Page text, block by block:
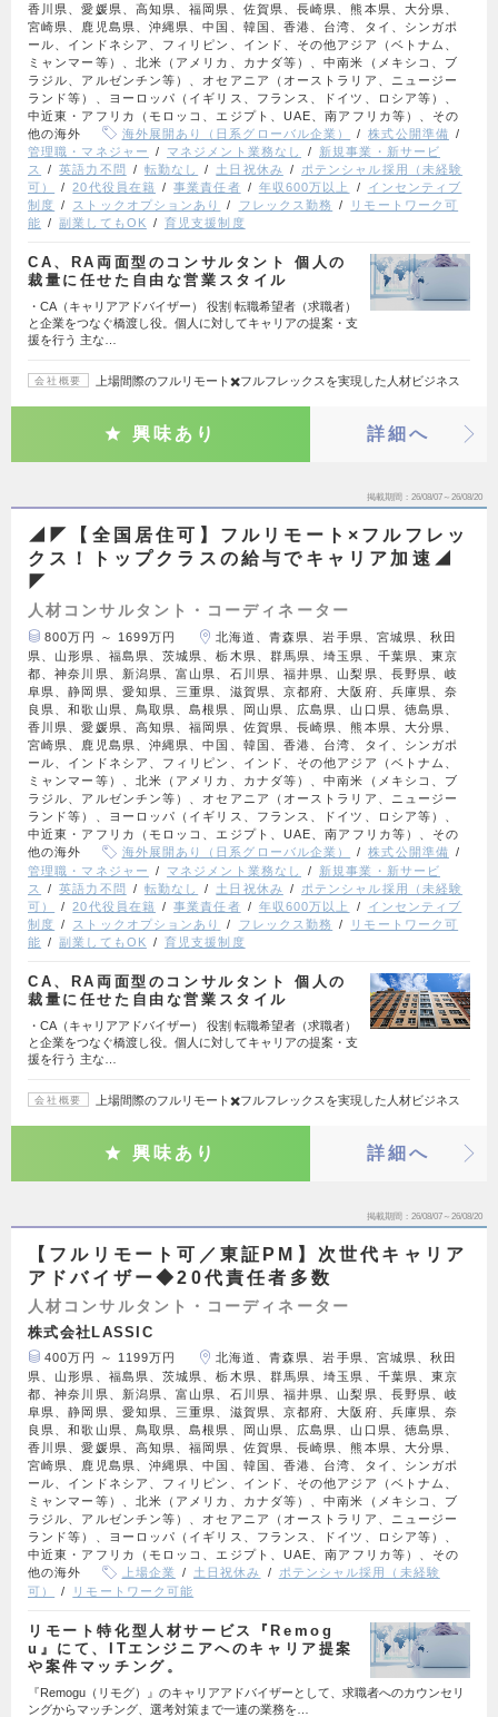
香川県、愛媛県、高知県、福岡県、佐賀県、長崎県、熊本県、大分県、
宮崎県、鹿児島県、沖縄県、中国、韓国、香港、台湾、タイ、シンガポ
ール、インドネシア、フィリピン、インド、その他アジア（ベトナム、
ミャンマー等）、北米（アメリカ、カナダ等）、中南米（メキシコ、ブ
ラジル、アルゼンチン等）、オセアニア（オーストラリア、ニュージー
ランド等）、ヨーロッパ（イギリス、フランス、ドイツ、ロシア等）、
中近東・アフリカ（モロッコ、エジプト、UAE、南アフリカ等）、その
他の海外
海外展開あり（日系グローバル企業）
株式公開準備
管理職・マネジャー
マネジメント業務なし
新規事業・新サービ
ス
英語力不問 転勤なし 土日祝休み
ポテンシャル採用（未経験
可）
20代役員在籍 事業責任者 年収600万以上
インセンティブ
制度
ストックオプションあり フレックス勤務
リモートワーク可
能
副業してもOK 育児支援制度
CA、RA両面型のコンサルタント 個人の
裁量に任せた自由な営業スタイル
・CA（キャリアアドバイザー） 役割 転職希望者（求職者）
と企業をつなぐ橋渡し役。個人に対してキャリアの提案・支
援を行う 主な…
会社概要 上場間際のフルリモート✖️フルフレックスを実現した人材ビジネス
興味あり 詳細へ
掲載期間 26/08/07～26/08/20
◢◤【全国居住可】フルリモート×フルフレッ
クス！トップクラスの給与でキャリア加速◢
◤
人材コンサルタント・コーディネーター
800万円 ～ 1699万円
北海道、青森県、岩手県、宮城県、秋田
県、山形県、福島県、茨城県、栃木県、群馬県、埼玉県、千葉県、東京
都、神奈川県、新潟県、富山県、石川県、福井県、山梨県、長野県、岐
阜県、静岡県、愛知県、三重県、滋賀県、京都府、大阪府、兵庫県、奈
良県、和歌山県、鳥取県、島根県、岡山県、広島県、山口県、徳島県、
香川県、愛媛県、高知県、福岡県、佐賀県、長崎県、熊本県、大分県、
宮崎県、鹿児島県、沖縄県、中国、韓国、香港、台湾、タイ、シンガポ
ール、インドネシア、フィリピン、インド、その他アジア（ベトナム、
ミャンマー等）、北米（アメリカ、カナダ等）、中南米（メキシコ、ブ
ラジル、アルゼンチン等）、オセアニア（オーストラリア、ニュージー
ランド等）、ヨーロッパ（イギリス、フランス、ドイツ、ロシア等）、
中近東・アフリカ（モロッコ、エジプト、UAE、南アフリカ等）、その
他の海外
海外展開あり（日系グローバル企業）
株式公開準備
管理職・マネジャー
マネジメント業務なし
新規事業・新サービ
ス
英語力不問 転勤なし 土日祝休み
ポテンシャル採用（未経験
可）
20代役員在籍 事業責任者 年収600万以上
インセンティブ
制度
ストックオプションあり フレックス勤務
リモートワーク可
能
副業してもOK 育児支援制度
CA、RA両面型のコンサルタント 個人の
裁量に任せた自由な営業スタイル
・CA（キャリアアドバイザー） 役割 転職希望者（求職者）
と企業をつなぐ橋渡し役。個人に対してキャリアの提案・支
援を行う 主な…
会社概要 上場間際のフルリモート✖️フルフレックスを実現した人材ビジネス
興味あり 詳細へ
掲載期間 26/08/07～26/08/20
【フルリモート可／東証PM】次世代キャリア
アドバイザー◆20代責任者多数
人材コンサルタント・コーディネーター
株式会社LASSIC
400万円 ～ 1199万円
北海道、青森県、岩手県、宮城県、秋田
県、山形県、福島県、茨城県、栃木県、群馬県、埼玉県、千葉県、東京
都、神奈川県、新潟県、富山県、石川県、福井県、山梨県、長野県、岐
阜県、静岡県、愛知県、三重県、滋賀県、京都府、大阪府、兵庫県、奈
良県、和歌山県、鳥取県、島根県、岡山県、広島県、山口県、徳島県、
香川県、愛媛県、高知県、福岡県、佐賀県、長崎県、熊本県、大分県、
宮崎県、鹿児島県、沖縄県、中国、韓国、香港、台湾、タイ、シンガポ
ール、インドネシア、フィリピン、インド、その他アジア（ベトナム、
ミャンマー等）、北米（アメリカ、カナダ等）、中南米（メキシコ、ブ
ラジル、アルゼンチン等）、オセアニア（オーストラリア、ニュージー
ランド等）、ヨーロッパ（イギリス、フランス、ドイツ、ロシア等）、
中近東・アフリカ（モロッコ、エジプト、UAE、南アフリカ等）、その
他の海外
上場企業 土日祝休み
ポテンシャル採用（未経験
可）
リモートワーク可能
リモート特化型人材サービス『Remog
u』にて、ITエンジニアへのキャリア提案
や案件マッチング。
『Remogu（リモグ）』のキャリアアドバイザーとして、求職者へのカウンセリ
ングからマッチング、選考対策まで一連の業務を…